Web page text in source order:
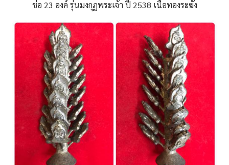
ช่อ 23 องค์ รุ่นมงกุฏพระเจ้า ปี 2538 เนื้อทองระฆัง